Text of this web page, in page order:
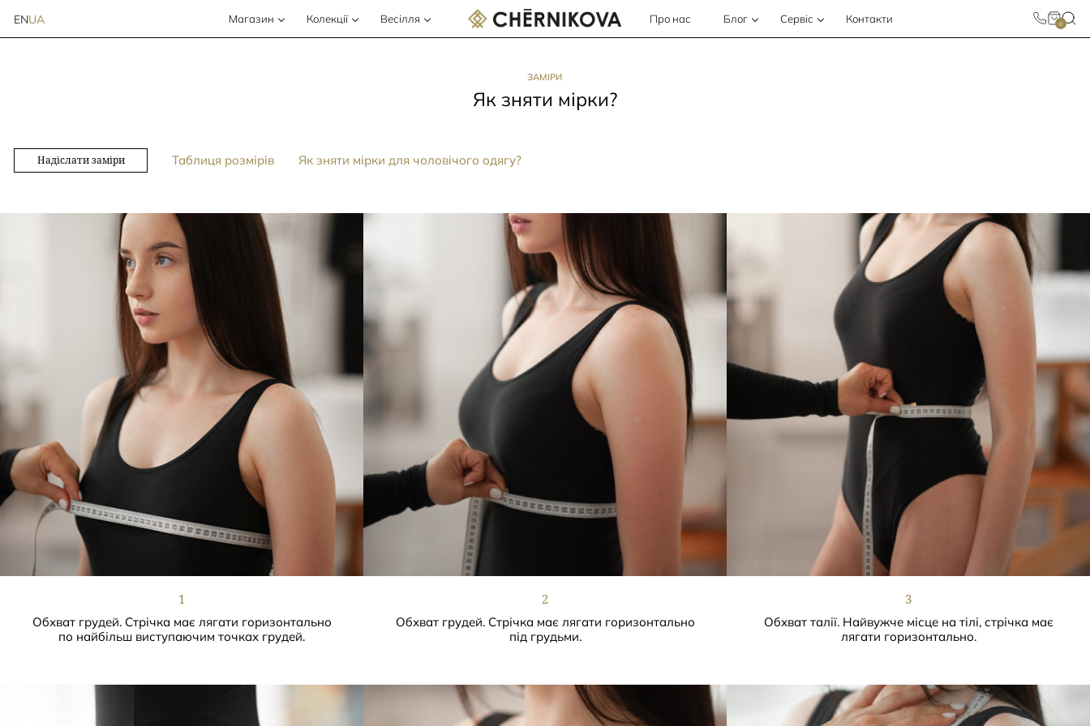
ENUA Магазин Колекції Весілля Про нас Блог Сервіс Контакти 0
ЗАМІРИ
Як зняти мірки?
Надіслати заміри Таблиця розмірів Як зняти мірки для чоловічого одягу?
1
Обхват грудей. Стрічка має лягати горизонтально
по найбільш виступаючим точках грудей.
2
Обхват грудей. Стрічка має лягати горизонтально
під грудьми.
3
Обхват талії. Найвужче місце на тілі, стрічка має
лягати горизонтально.